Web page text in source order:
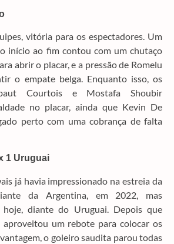
vitória para os espectadores. Um
início ao fim contou com um chutaço
abrir o placar, e a pressão de Romelu
o empate belga. Enquanto isso, os
Courtois e Mostafa Shoubir
no placar, ainda que Kevin De
perto com uma cobrança de falta
1 Uruguai
já havia impressionado na estreia da
da Argentina, em 2022, mas
diante do Uruguai. Depois que
um rebote para colocar os
o goleiro saudita parou todas